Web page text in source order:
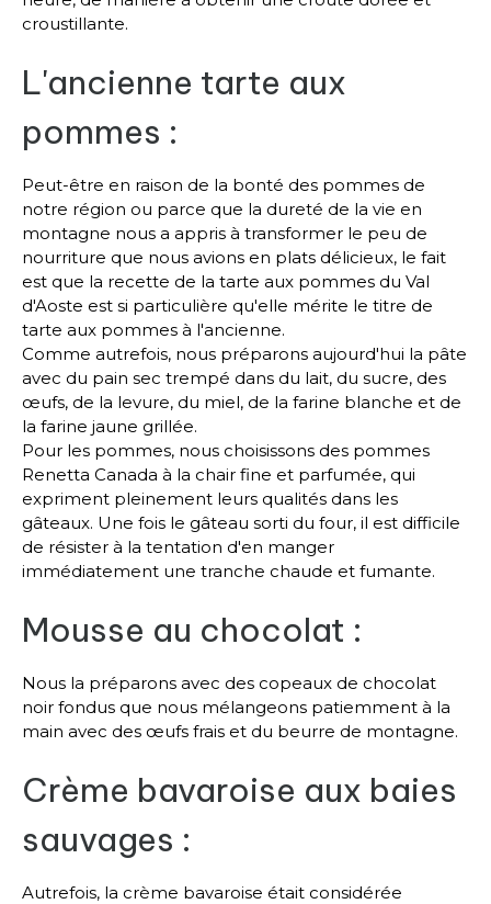
croustillante.
L'ancienne tarte aux
pommes :
Peut-être en raison de la bonté des pommes de
notre région ou parce que la dureté de la vie en
montagne nous a appris à transformer le peu de
nourriture que nous avions en plats délicieux, le fait
est que la recette de la tarte aux pommes du Val
d'Aoste est si particulière qu'elle mérite le titre de
tarte aux pommes à l'ancienne.
Comme autrefois, nous préparons aujourd'hui la pâte
avec du pain sec trempé dans du lait, du sucre, des
œufs, de la levure, du miel, de la farine blanche et de
la farine jaune grillée.
Pour les pommes, nous choisissons des pommes
Renetta Canada à la chair fine et parfumée, qui
expriment pleinement leurs qualités dans les
gâteaux. Une fois le gâteau sorti du four, il est difficile
de résister à la tentation d'en manger
immédiatement une tranche chaude et fumante.
Mousse au chocolat :
Nous la préparons avec des copeaux de chocolat
noir fondus que nous mélangeons patiemment à la
main avec des œufs frais et du beurre de montagne.
Crème bavaroise aux baies
sauvages :
Autrefois, la crème bavaroise était considérée